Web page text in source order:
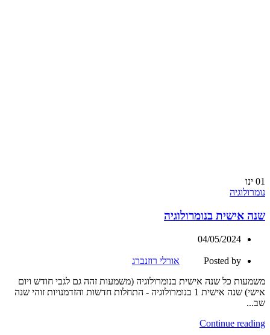
01 ינו
נומרולוגיה
שנה אישית בנומרולוגיה
04/05/2024
Posted by
אורלי רוזנברג
משמעות כל שנה אישית בנומרולוגיה (משמעות זהה גם לגבי חודש ויום
אישי) שנה אישית 1 בנומרולוגיה - התחלות חדשות והזדמנויות זוהי שנה
שב...
Continue reading